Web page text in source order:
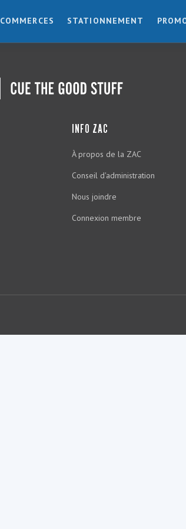
COMMERCES STATIONNEMENT
INFO ZAC
À propos de la ZAC
Conseil d'administration
Nous joindre
Connexion membre